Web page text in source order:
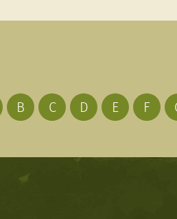
B C D E F